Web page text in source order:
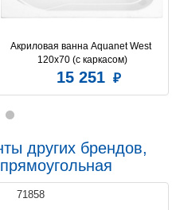
Акриловая ванна Aquanet West
120x70 (с каркасом)
15 251
других брендов,
71858